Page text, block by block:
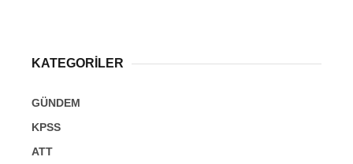
KATEGORİLER
GÜNDEM
KPSS
ATT